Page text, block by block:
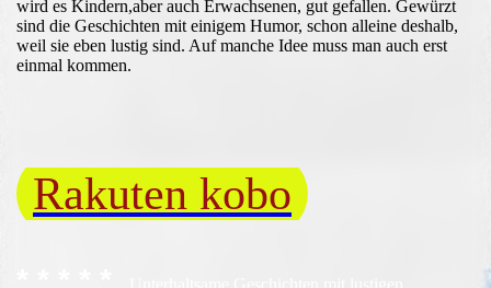
wird es Kindern,aber auch Erwachsenen, gut gefallen. Gewürzt
sind die Geschichten mit einigem Humor, schon alleine deshalb,
weil sie eben lustig sind. Auf manche Idee muss man auch erst
einmal kommen.
Rakuten kobo